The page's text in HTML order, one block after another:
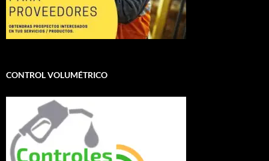
CONTROL VOLUMÉTRICO